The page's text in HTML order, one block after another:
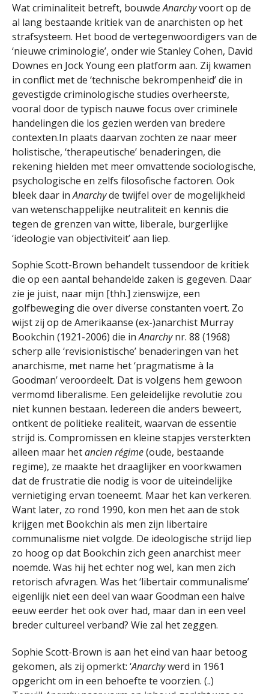
Wat criminaliteit betreft, bouwdeAnarchyvoort op de
al lang bestaande kritiek van de anarchisten op het
strafsysteem. Het bood de vertegenwoordigers van de
‘nieuwe criminologie’, onder wie Stanley Cohen, David
Downes en Jock Young een platform aan. Zij kwamen
in conflict met de ‘technische bekrompenheid’ die in
gevestigde criminologische studies overheerste,
vooral door de typisch nauwe focus over criminele
handelingen die los gezien werden ​​van bredere
contexten.In plaats daarvan zochten ze naar meer
holistische, ‘therapeutische’ benaderingen, die
rekening hielden met meer omvattende sociologische,
psychologische en zelfs filosofische factoren. Ook
bleek daar inAnarchyde twijfel over de mogelijkheid
van wetenschappelijke neutraliteit en kennis die
tegen de grenzen van witte, liberale, burgerlijke
‘ideologie van objectiviteit’ aan liep.
Sophie Scott-Brown behandelt tussendoor de kritiek
die op een aantal behandelde zaken is gegeven. Daar
zie je juist, naar mijn [thh.] zienswijze, een
golfbeweging die over diverse constanten voert. Zo
wijst zij op de Amerikaanse (ex-)anarchist Murray
Bookchin (1921-2006) die inAnarchynr. 88 (1968)
scherp alle ‘revisionistische’ benaderingen van het
anarchisme, met name het ‘pragmatisme à la
Goodman’ veroordeelt. Dat is volgens hem gewoon
vermomd liberalisme. Een geleidelijke revolutie zou
niet kunnen bestaan. Iedereen die anders beweert,
ontkent de politieke realiteit, waarvan de essentie
strijd is. Compromissen en kleine stapjes versterkten
alleen maar hetancien régime(oude, bestaande
regime), ze maakte het draaglijker en voorkwamen
dat de frustratie die nodig is voor de uiteindelijke
vernietiging ervan toeneemt. Maar het kan verkeren.
Want later, zo rond 1990, kon men het aan de stok
krijgen met Bookchin als men zijn libertaire
communalisme niet volgde. De ideologische strijd liep
zo hoog op dat Bookchin zich geen anarchist meer
noemde. Was hij het echter nog wel, kan men zich
retorisch afvragen. Was het ‘libertair communalisme’
eigenlijk niet een deel van waar Goodman een halve
eeuw eerder het ook over had, maar dan in een veel
breder cultureel verband? Wie zal het zeggen.
Sophie Scott-Brown is aan het eind van haar betoog
gekomen, als zij opmerkt: ‘Anarchywerd in 1961
opgericht om in een behoefte te voorzien. (..)